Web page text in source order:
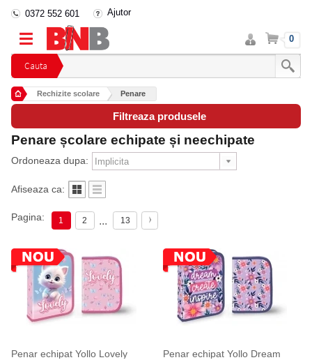
Cauta
0372 552 601 Ajutor
Intra
in
cont
Cos 0
Rechizite scolare Penare
Filtreaza produsele
Penare școlare echipate și neechipate
Ordoneaza dupa:
Afiseaza ca:
Pagina: 1 2 ... 13
Penar echipat Yollo Lovely
Penar echipat Yollo Dream